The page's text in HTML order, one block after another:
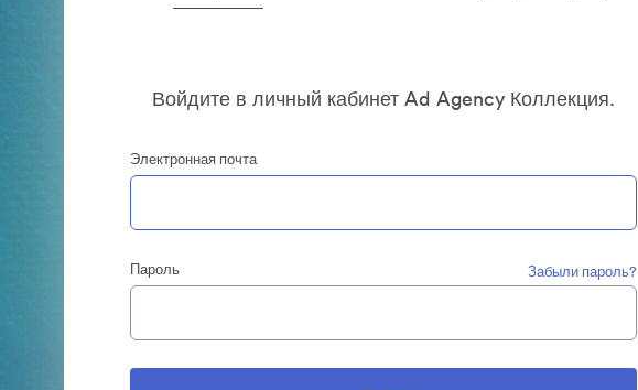
Войдите в личный кабинет Ad Agency Коллекция.
Электронная почта
Пароль Забыли пароль?